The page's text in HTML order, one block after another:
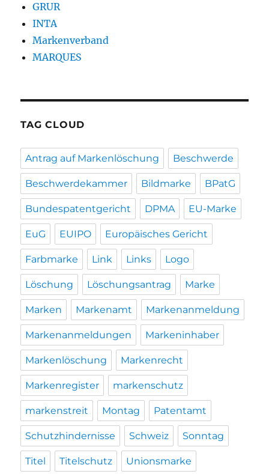
GRUR
INTA
Markenverband
MARQUES
TAG CLOUD
Antrag auf Markenlöschung Beschwerde
Beschwerdekammer Bildmarke BPatG
Bundespatentgericht DPMA EU-Marke
EuG EUIPO Europäisches Gericht
Farbmarke Link Links Logo
Löschung Löschungsantrag Marke
Marken Markenamt Markenanmeldung
Markenanmeldungen Markeninhaber
Markenlöschung Markenrecht
Markenregister markenschutz
markenstreit Montag Patentamt
Schutzhindernisse Schweiz Sonntag
Titel Titelschutz Unionsmarke